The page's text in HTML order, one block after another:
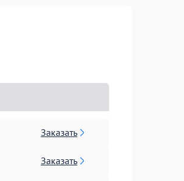
Заказать
Заказать